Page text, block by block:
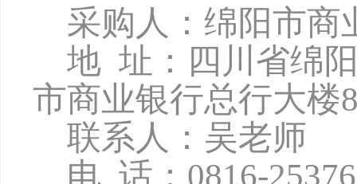
采购人：绵阳市商
地 址：四川省绵
市商业银行总行大楼
联系人：吴老师
电 话： 0816-